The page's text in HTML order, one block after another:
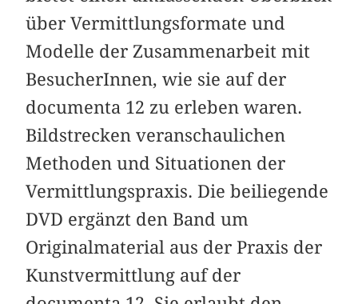
über Vermittlungsformate und
Modelle der Zusammenarbeit mit
BesucherInnen, wie sie auf der
documenta 12 zu erleben waren.
Bildstrecken veranschaulichen
Methoden und Situationen der
Vermittlungspraxis. Die beiliegende
DVD ergänzt den Band um
Originalmaterial aus der Praxis der
Kunstvermittlung auf der